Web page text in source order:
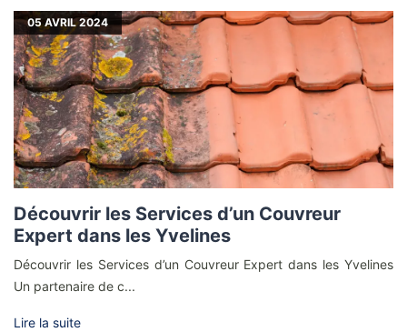
05 AVRIL 2024
Découvrir les Services d’un Couvreur
Expert dans les Yvelines
Découvrir les Services d’un Couvreur Expert dans les Yvelines
Un partenaire de c...
Lire la suite